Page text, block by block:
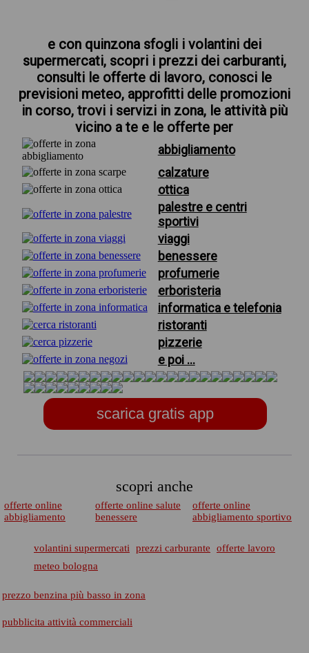
e con quinzona sfogli i volantini dei
supermercati, scopri i prezzi dei carburanti,
consulti le offerte di lavoro, conosci le
previsioni meteo, approfitti delle promozioni
in corso, trovi i servizi in zona, le attività più
vicino a te e le offerte per
abbigliamento
calzature
ottica
palestre e centri
sportivi
viaggi
benessere
profumerie
erboristeria
informatica e telefonia
ristoranti
pizzerie
e poi ...
scarica gratis app
scopri anche
offerte online
abbigliamento
offerte online salute
benessere
offerte online
abbigliamento sportivo
volantini supermercati prezzi carburante
offerte lavoro
meteo bologna
prezzo benzina più basso in zona
pubblicita attività commerciali